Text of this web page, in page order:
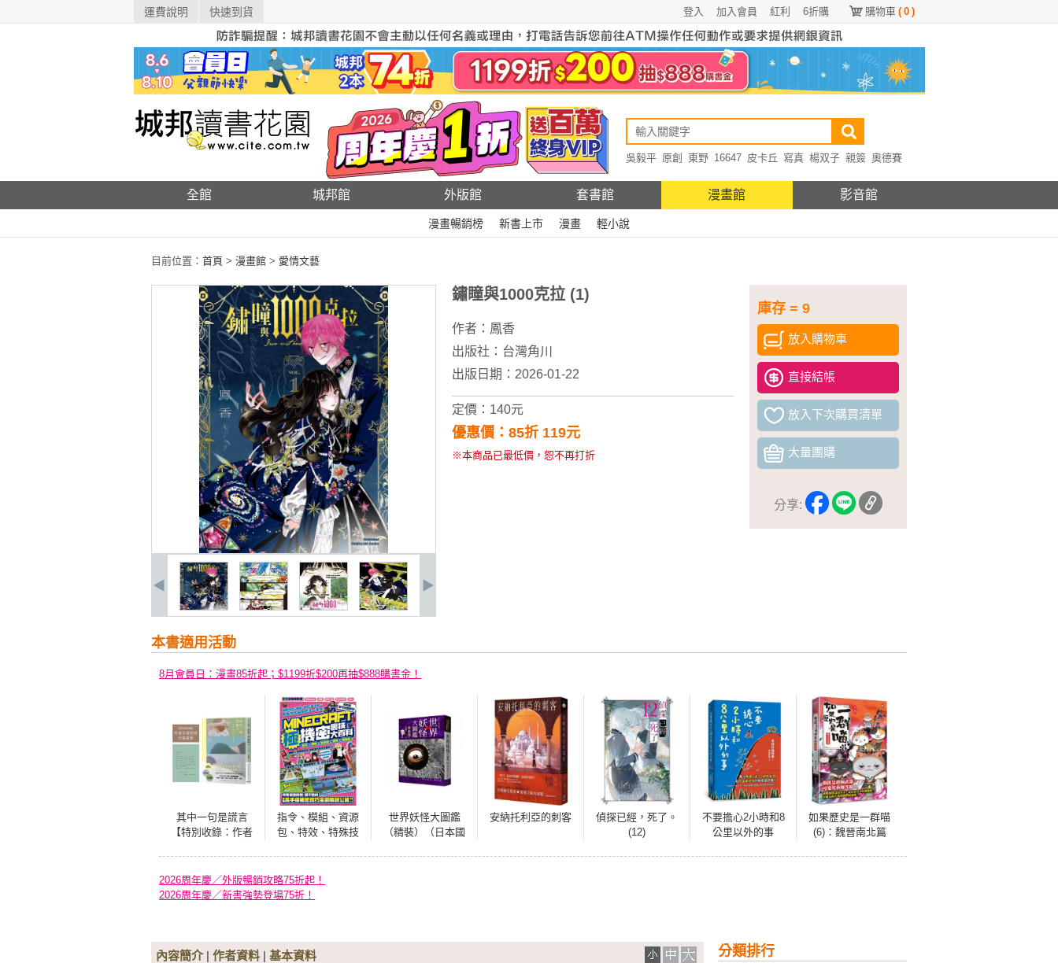
運費說明 快速到貨 購物車 ( 0 )
6折購
紅利
加入會員
登入
吳毅平 原創 東野 16647 皮卡丘 寫真 楊双子 親簽 奧德賽
全館 城邦館 外版館 套書館 漫畫館 影音館
漫畫暢銷榜 新書上市 漫畫 輕小說
目前位置： 首頁 > 漫畫館 > 愛情文藝
庫存 = 9
放入購物車
直接結帳
放入下次購買清單
大量團購
分享:
鏽瞳與1000克拉 (1)
作者： 鳳香
出版社： 台灣角川
出版日期：2026-01-22
定價：140元
優惠價：85折 119元
※本商品已最低價，恕不再打折
本書適用活動
8月會員日：漫畫85折起；$1199折$200再抽$888購書金！
其中一句是謊言
【特別收錄：作者
指令、模組、資源
包、特效、特殊技
世界妖怪大圖鑑
（精裝）（日本國
安納托利亞的刺客
偵探已經，死了。
(12)
不要擔心2小時和8
公里以外的事
如果歷史是一群喵
(6)：魏晉南北篇
2026周年慶／外版暢銷攻略75折起！
2026周年慶／新書強勢登場75折！
分類排行
內容簡介| 作者資料 | 基本資料